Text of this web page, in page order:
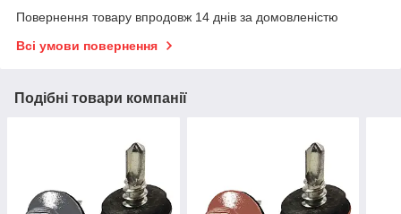
Повернення товару впродовж 14 днів за домовленістю
Всі умови повернення
Подібні товари компанії